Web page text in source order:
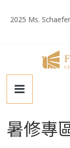
2025 Ms.
輔大百年校慶｜
為受災民眾祈禱，
徵業務助理(需具
輔
仁
暑修專